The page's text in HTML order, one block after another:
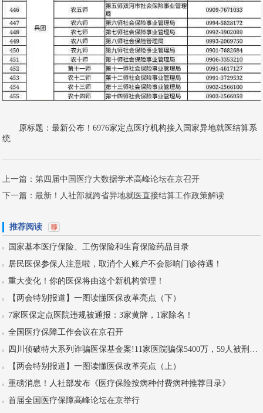
原标题：最新公布！6976家定点医疗机构接入国家异地就医结算系
统
上一篇：第四届中国医疗大数据学术高峰论坛在京召开
下一篇：最新！人社部就跨省异地就医直接结算工作政策解读
推荐阅读
国家基本医疗保险、工伤保险和生育保险药品目录
居民医保参保人注意啦，取消个人账户不会影响门诊待遇！
重大变化！你的医保将由这个新机构管理！
【两会特别报道】一图读懂医保改革亮点（下）
7家医保定点医院违规被通报：3家黄牌，1家除名！
全国医疗保障工作会议在京召开
四川侦破特大系列诈骗医保基金案!11家医院骗保5400万，59人被刑拘！
【两会特别报道】一图读懂医保改革亮点（上）
重磅消息！人社部发布《医疗保险按病种付费病种推荐目录》
首届全国医疗保障高峰论坛在京举行